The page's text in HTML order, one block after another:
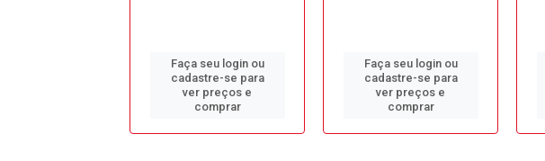
Faça seu login ou
cadastre-se para
ver preços e
comprar
Faça seu login ou
cadastre-se para
ver preços e
comprar